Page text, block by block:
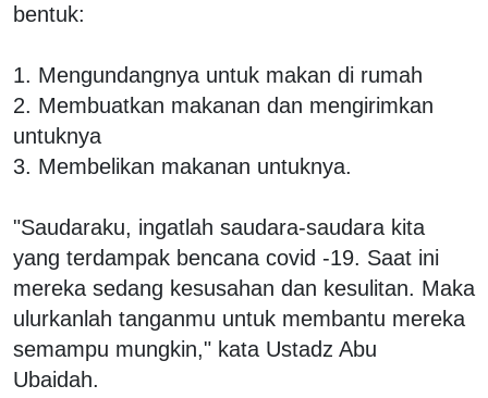
bentuk:
1. Mengundangnya untuk makan di rumah
2. Membuatkan makanan dan mengirimkan
untuknya
3. Membelikan makanan untuknya.
"Saudaraku, ingatlah saudara-saudara kita
yang terdampak bencana covid -19. Saat ini
mereka sedang kesusahan dan kesulitan. Maka
ulurkanlah tanganmu untuk membantu mereka
semampu mungkin," kata Ustadz Abu
Ubaidah.